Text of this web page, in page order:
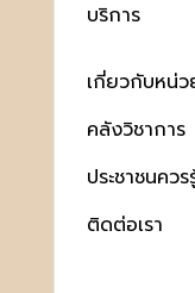
บริการ
เกี่ยวกับหน่ว
คลังวิชาการ
ประชาชนควร
ติดต่อเรา